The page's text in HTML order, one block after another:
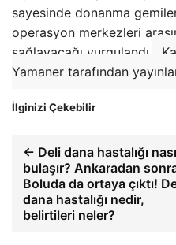
sayesinde donanma
operasyon merkezleri
sağlayacağı vurgulandı.
Yamaner tarafından
İlginizi Çekebilir
← Deli dana hastalığı
bulaşır? Ankaradan
Boluda da ortaya çıktı!
dana hastalığı nedir,
belirtileri neler?